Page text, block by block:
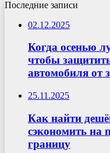
Последние записи
02.12.2025
Когда осенью
чтобы
автомобиля от
25.11.2025
Как найти
сэкономить на
границу